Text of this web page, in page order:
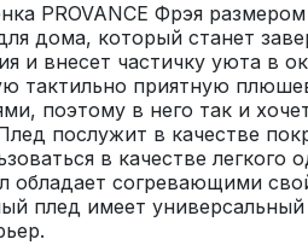
PROVANCE Фрэя
дома, который станет
и внесет частичку уюта в
тактильно приятную
поэтому в него так и
послужит в качестве
в качестве легкого
обладает согревающими
плед имеет